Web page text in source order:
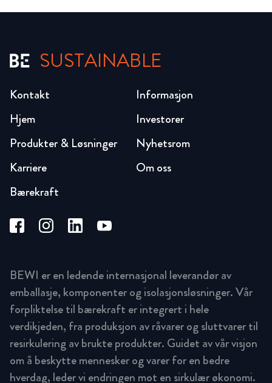
SUSTAINABLE
Hjem
Produkter & Løsninger
Karriere
Bærekraft
Investorer
Nyhetsrom
Om oss
Kontakt Informasjon
BEWI er en ledende internasjonal leverandør av
emballasje, komponenter og isolasjonsløsninger. Vår
forpliktelse til bærekraft er integrert i hele
verdikjeden, fra produksjon av råvarer og sluttvarer til
resirkulering av brukte produkter. Guidet av vår visjon
om å beskytte mennesker og varer for en bedre
hverdag, leder vi endringen mot en sirkulær økonomi.